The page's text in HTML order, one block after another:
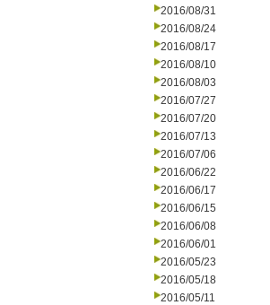
2016/08/31
2016/08/24
2016/08/17
2016/08/10
2016/08/03
2016/07/27
2016/07/20
2016/07/13
2016/07/06
2016/06/22
2016/06/17
2016/06/15
2016/06/08
2016/06/01
2016/05/23
2016/05/18
2016/05/11